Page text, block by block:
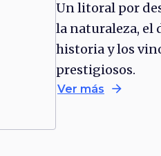
Un litoral por
la naturaleza, el
historia y los
prestigiosos.
Ver más arrow_forward